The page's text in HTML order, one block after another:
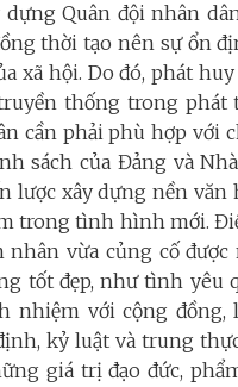
Quân đội nhân
thời tạo nên sự ổn
xã hội. Do đó, phát
thống trong phát
cần phải phù hợp với
sách của Đảng và
lược xây dựng nền văn
trong tình hình mới.
nhân vừa củng cố
tốt đẹp, như tình yêu
nhiệm với cộng đồng,
kỷ luật và trung
giá trị đạo đức,